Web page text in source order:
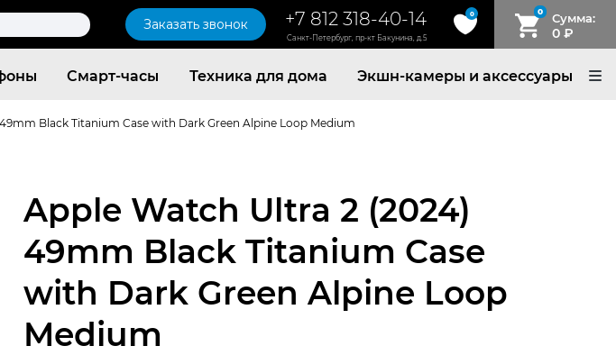
Заказать звонок +7 812 318-40-14
Санкт-Петербург, пр-кт Бакунина, д.5
0 0 Сумма:
0 ₽
Смарт-часы Техника для дома Экшн-камеры и аксессуары
Black Titanium Case with Dark Green Alpine Loop Medium
Apple Watch Ultra 2 (2024)
49mm Black Titanium Case
with Dark Green Alpine Loop
Medium